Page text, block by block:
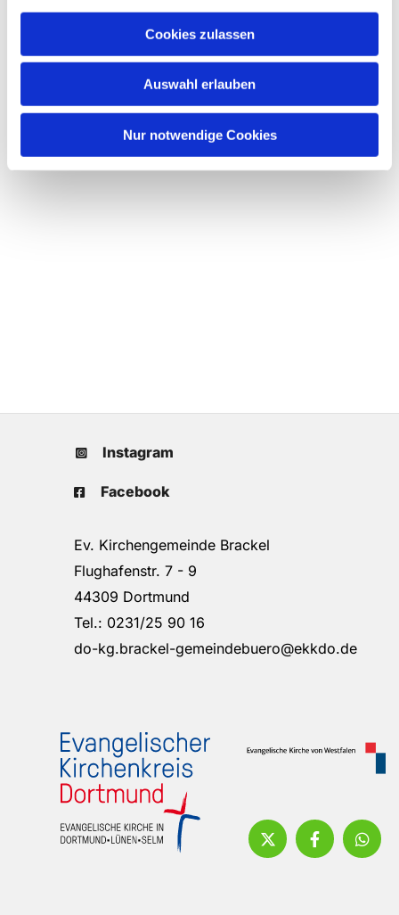
Cookies zulassen
Auswahl erlauben
Nur notwendige Cookies
Instagram
Facebook
Ev. Kirchengemeinde Brackel
Flughafenstr. 7 - 9
44309 Dortmund
Tel.: 0231/25 90 16
do-kg.brackel-gemeindebuero@ekkdo.de